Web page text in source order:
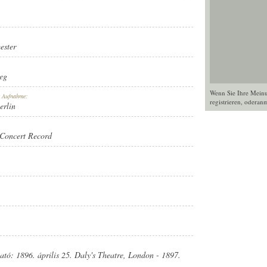
Wenn Sie Ihre
registrieren, oder
Record
1896. április 25. Daly's Theatre, London - 1897.